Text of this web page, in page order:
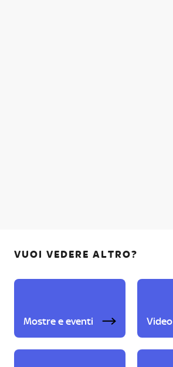
VUOI VEDERE ALTRO?
Mostre e eventi Video